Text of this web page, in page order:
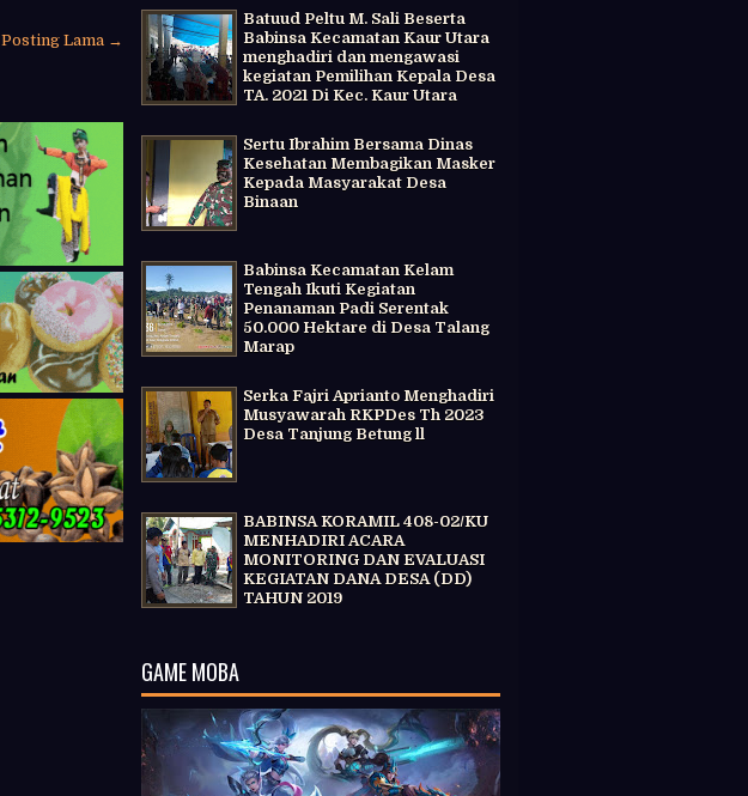
Posting Lama →
Batuud Peltu M. Sali Beserta
Babinsa Kecamatan Kaur Utara
menghadiri dan mengawasi
kegiatan Pemilihan Kepala Desa
TA. 2021 Di Kec. Kaur Utara
Sertu Ibrahim Bersama Dinas
Kesehatan Membagikan Masker
Kepada Masyarakat Desa
Binaan
Babinsa Kecamatan Kelam
Tengah Ikuti Kegiatan
Penanaman Padi Serentak
50.000 Hektare di Desa Talang
Marap
Serka Fajri Aprianto Menghadiri
Musyawarah RKPDes Th 2023
Desa Tanjung Betung ll
BABINSA KORAMIL 408-02/KU
MENHADIRI ACARA
MONITORING DAN EVALUASI
KEGIATAN DANA DESA (DD)
TAHUN 2019
GAME MOBA